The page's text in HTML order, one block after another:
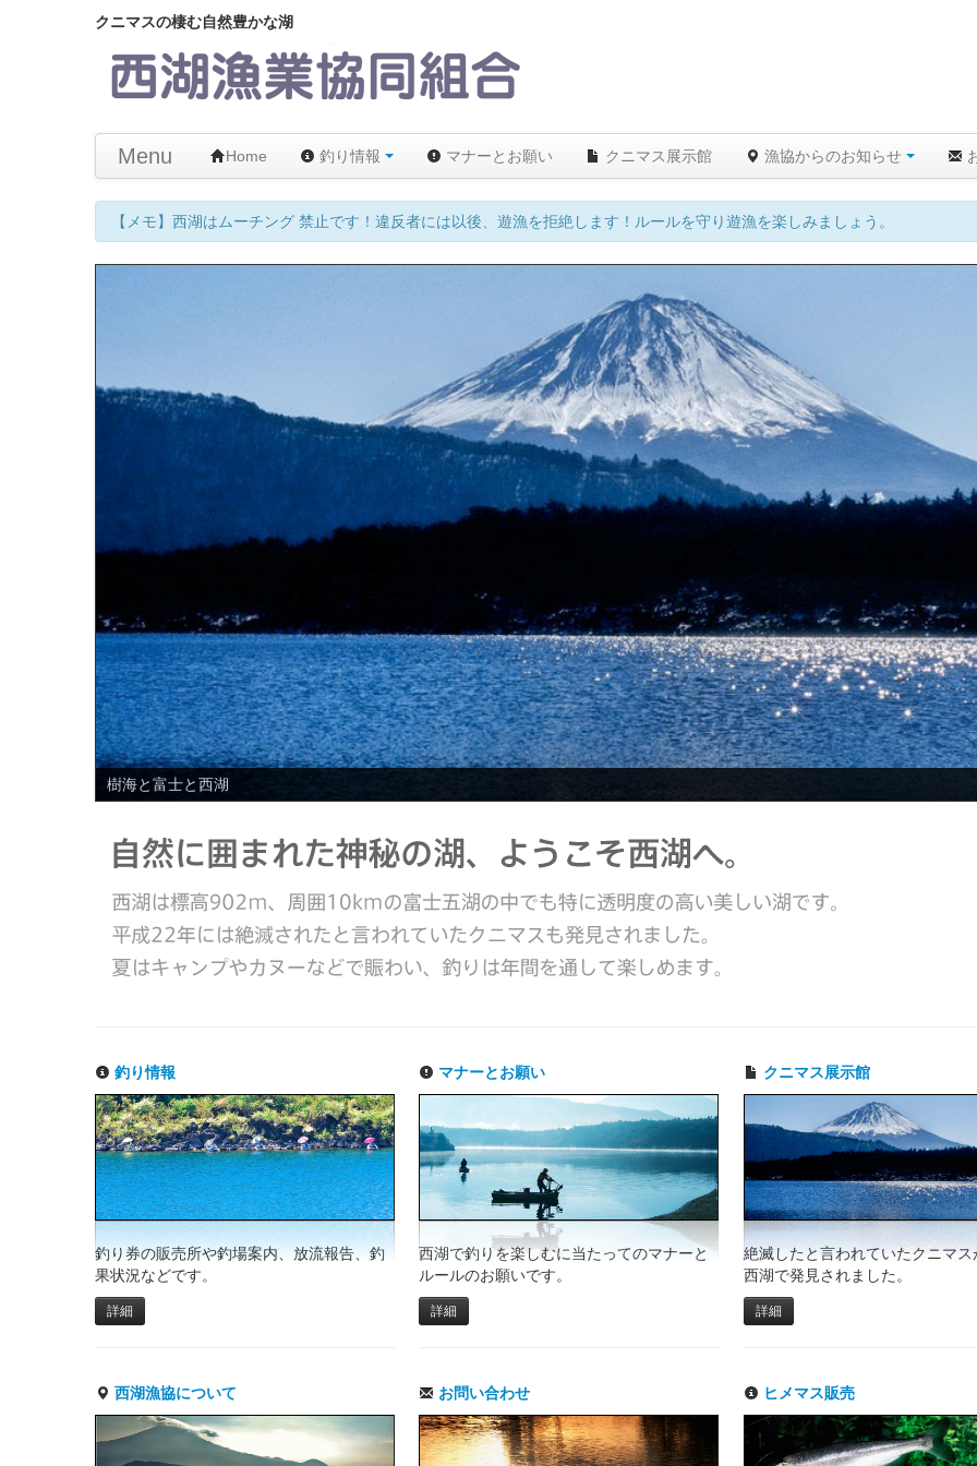
クニマスの棲む自然豊かな湖
Menu Home 釣り情報 マナーとお願い クニマス展示館 漁協からのお知らせ
【メモ】西湖はムーチング 禁止です！違反者には以後、遊漁を拒絶します！ルールを守り遊漁を楽しみましょう。
樹海と富士と西湖
釣り情報
釣り券の販売所や釣場案内、放流報告、釣
果状況などです。
詳細
マナーとお願い
西湖で釣りを楽しむに当たってのマナーと
ルールのお願いです。
詳細
クニマス展示館
絶滅したと言われていたクニマ
西湖で発見されました。
詳細
西湖漁協について お問い合わせ ヒメマス販売